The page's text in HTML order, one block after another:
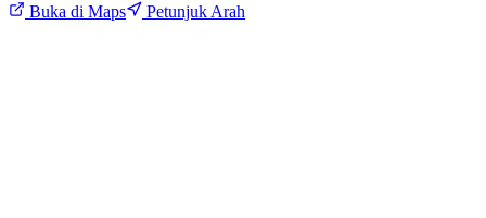
Buka di Maps Petunjuk Arah